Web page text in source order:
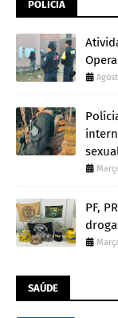
POLÍCIA
PF,
SAÚDE